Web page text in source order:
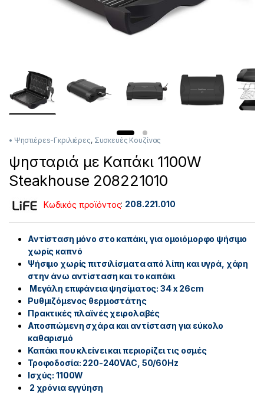
• Ψηστιέρεs-Γκριλιέρες, Συσκευές Κουζίνας
ψησταριά με Καπάκι 1100W
Steakhouse 208221010
Κωδικός προϊόντος: 208.221.010
Αντίσταση μόνο στο καπάκι, για ομοιόμορφο ψήσιμο
χωρίς καπνό
Ψήσιμο χωρίς πιτσιλίσματα από λίπη και υγρά, χάρη
στην άνω αντίσταση και το καπάκι
Μεγάλη επιφάνεια ψησίματος: 34 x 26cm
Ρυθμιζόμενος θερμοστάτης
Πρακτικές πλαϊνές χειρολαβές
Αποσπώμενη σχάρα και αντίσταση για εύκολο
καθαρισμό
Καπάκι που κλείνει και περιορίζει τις οσμές
Τροφοδοσία: 220-240VAC, 50/60Hz
Ισχύς: 1100W
2 χρόνια εγγύηση